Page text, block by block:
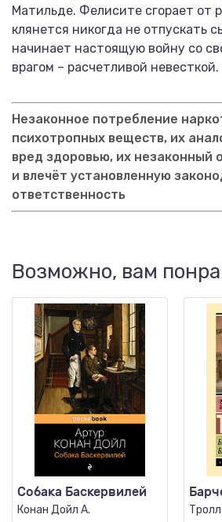
Матильде. Фелисите сгорает от
клянется никогда не отпускать
начинает настоящую войну со
врагом – расчетливой невесткой.
Незаконное потребление
психотропных веществ, их
вред здоровью, их незаконный
и влечёт установленную
ответственность
Возможно, вам
Собака Баскервилей
Конан Дойл А.